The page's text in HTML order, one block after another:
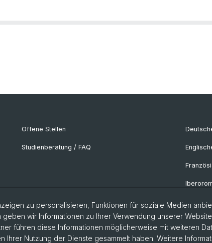
Offene Stellen
Studienberatung / FAQ
Nordistik
zu personalisieren, Funktionen für soziale Medien
wir Informationen zu Ihrer Verwendung unserer
führen diese Informationen möglicherweise mit weiteren
Ihrer Nutzung der Dienste gesammelt haben. Weitere